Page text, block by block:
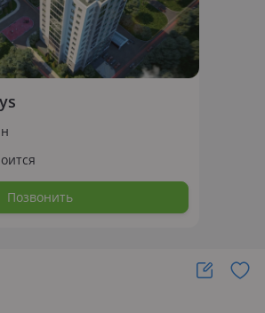
Позвонить